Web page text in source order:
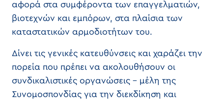
αφορά στα συμφέροντα των επαγγελματιών,
βιοτεχνών και εμπόρων, στα πλαίσια των
καταστατικών αρμοδιοτήτων του.
Δίνει τις γενικές κατευθύνσεις και χαράζει την
πορεία που πρέπει να ακολουθήσουν οι
συνδικαλιστικές οργανώσεις – μέλη της
Συνομοσπονδίας για την διεκδίκηση και